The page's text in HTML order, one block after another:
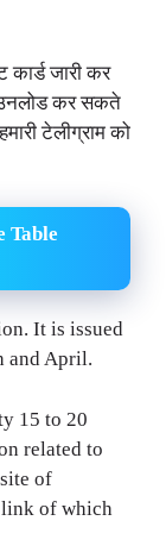
कार्ड जारी कर
कर सकते
टेलीग्राम को
Table
It is issued
and April.
15 to 20
related to
of
link of which